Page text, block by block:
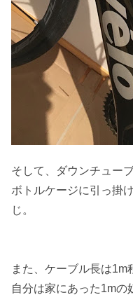
そして、ダウンチュー
ボトルケージに引っ掛
じ。
また、ケーブル長は1m
自分は家にあった1mの